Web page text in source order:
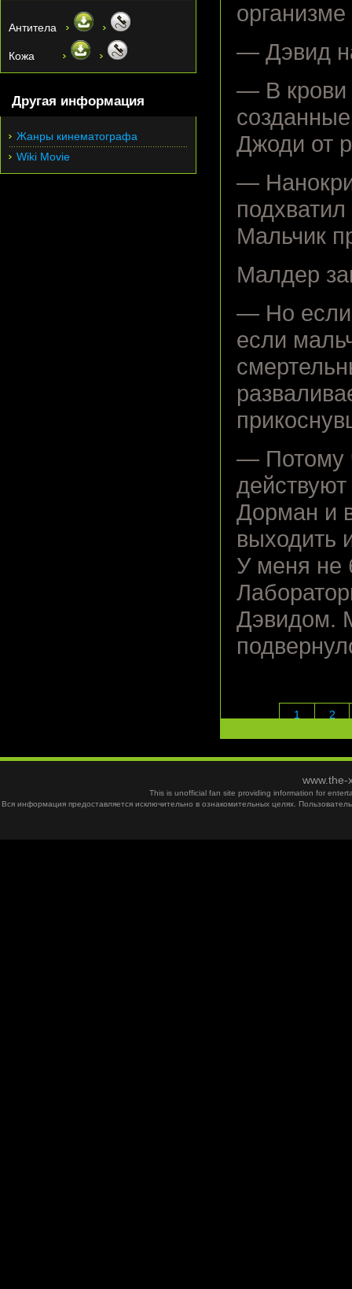
— Дэвид
— В крови
Джоди от
—
Мальчик
Малдер
— Но
если
— Потому
Дорман и
выходить
У меня
Дэвидом.
1 2
Антитела
Кожа
Другая информация
Жанры кинематографа
Wiki Movie
This is unofficial fan site providing information for
Вся информация предоставляется исключительно в ознакомительных целях.